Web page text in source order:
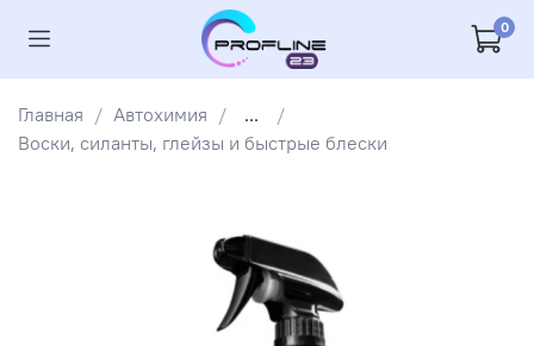
0
Главная Автохимия
...
Воски, силанты, глейзы и быстрые блески